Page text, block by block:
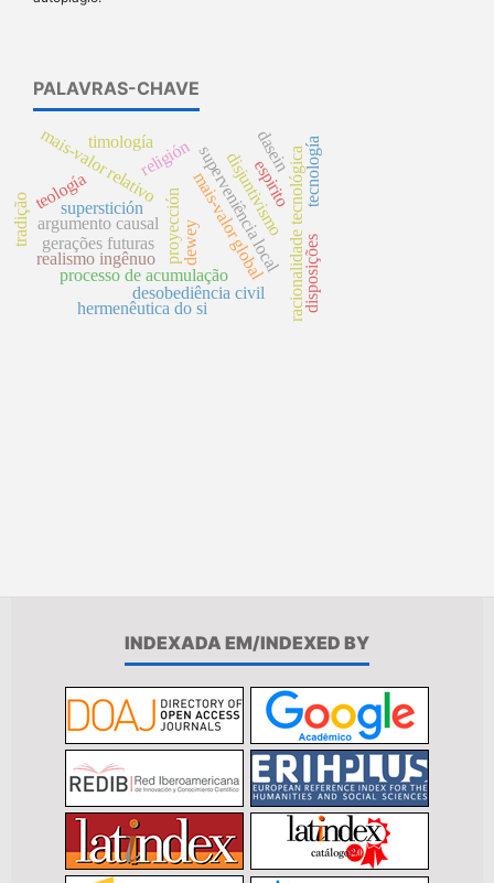
PALAVRAS-CHAVE
argumento causal
superstición proyección
processo de acumulaçãomais-valor global
mais-valor relativo superveniência local
disjuntivismo
religión
realismo ingênuo racionalidade tecnológicatecnología
dewey
teología espirito
desobediência civil
dasein
tradição
hermenêutica do si
gerações futuras disposições
timología
INDEXADA EM/INDEXED BY